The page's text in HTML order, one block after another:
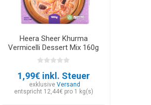
Heera Sheer Khurma
Vermicelli Dessert Mix 160g
1,99€ inkl. Steuer
exklusiveVersand
entspricht 12,44€ pro 1 kg(s)